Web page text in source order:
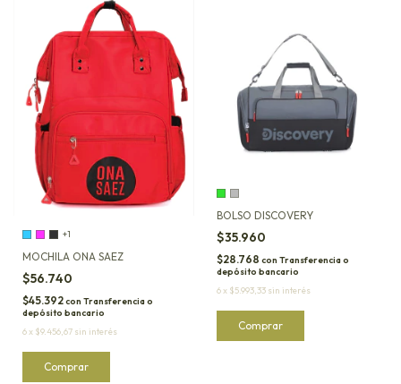
+1
MOCHILA ONA SAEZ
$56.740
$45.392con Transferencia o
depósito bancario
6x $9.456,67 sin interés
Comprar
BOLSO DISCOVERY
$35.960
$28.768 con Transferencia o
depósito bancario
6x $5.993,33 sin interés
Comprar